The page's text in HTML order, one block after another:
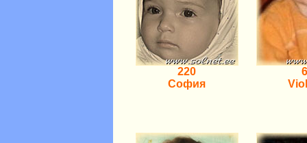
220
София